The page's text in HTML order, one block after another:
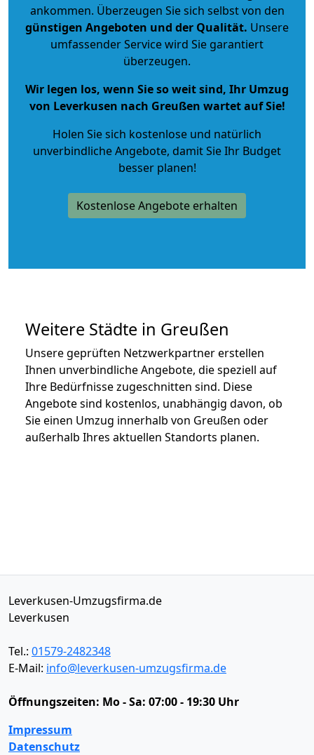
ankommen. Überzeugen Sie sich selbst von den
günstigen Angeboten und der Qualität. Unsere
umfassender Service wird Sie garantiert
überzeugen.
Wir legen los, wenn Sie so weit sind, Ihr Umzug
von Leverkusen nach Greußen wartet auf Sie!
Holen Sie sich kostenlose und natürlich
unverbindliche Angebote, damit Sie Ihr Budget
besser planen!
Kostenlose Angebote erhalten
Weitere Städte in Greußen
Unsere geprüften Netzwerkpartner erstellen
Ihnen unverbindliche Angebote, die speziell auf
Ihre Bedürfnisse zugeschnitten sind. Diese
Angebote sind kostenlos, unabhängig davon, ob
Sie einen Umzug innerhalb von Greußen oder
außerhalb Ihres aktuellen Standorts planen.
Leverkusen-Umzugsfirma.de
Leverkusen
Tel.: 01579-2482348
E-Mail: info@leverkusen-umzugsfirma.de
Öffnungszeiten: Mo - Sa: 07:00 - 19:30 Uhr
Impressum
Datenschutz